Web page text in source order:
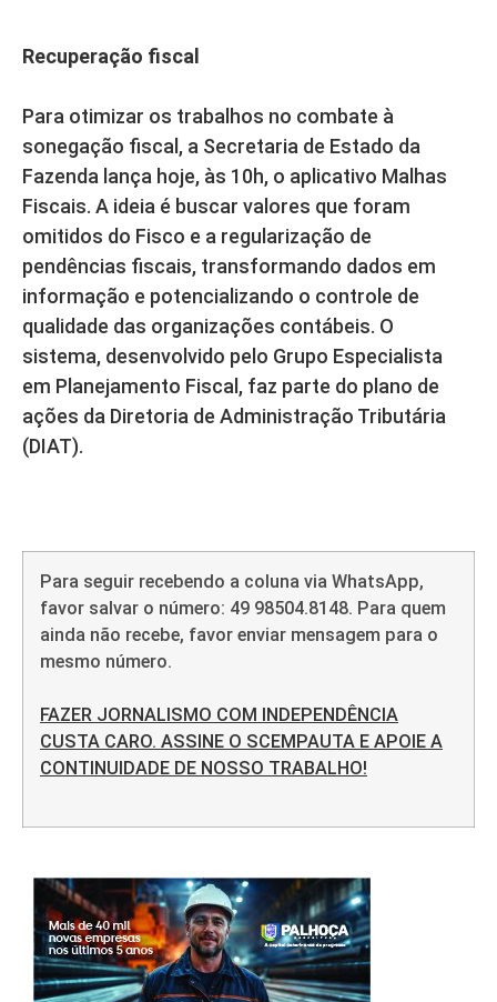
Recuperação fiscal
Para otimizar os trabalhos no combate à
sonegação fiscal, a Secretaria de Estado da
Fazenda lança hoje, às 10h, o aplicativo Malhas
Fiscais. A ideia é buscar valores que foram
omitidos do Fisco e a regularização de
pendências fiscais, transformando dados em
informação e potencializando o controle de
qualidade das organizações contábeis. O
sistema, desenvolvido pelo Grupo Especialista
em Planejamento Fiscal, faz parte do plano de
ações da Diretoria de Administração Tributária
(DIAT).
Para seguir recebendo a coluna via WhatsApp,
favor salvar o número: 49 98504.8148. Para quem
ainda não recebe, favor enviar mensagem para o
mesmo número.
FAZER JORNALISMO COM INDEPENDÊNCIA
CUSTA CARO. ASSINE O SCEMPAUTA E APOIE A
CONTINUIDADE DE NOSSO TRABALHO!